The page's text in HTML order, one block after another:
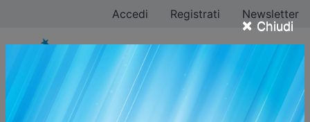
× Chiudi
Accedi Registrati Newsletter